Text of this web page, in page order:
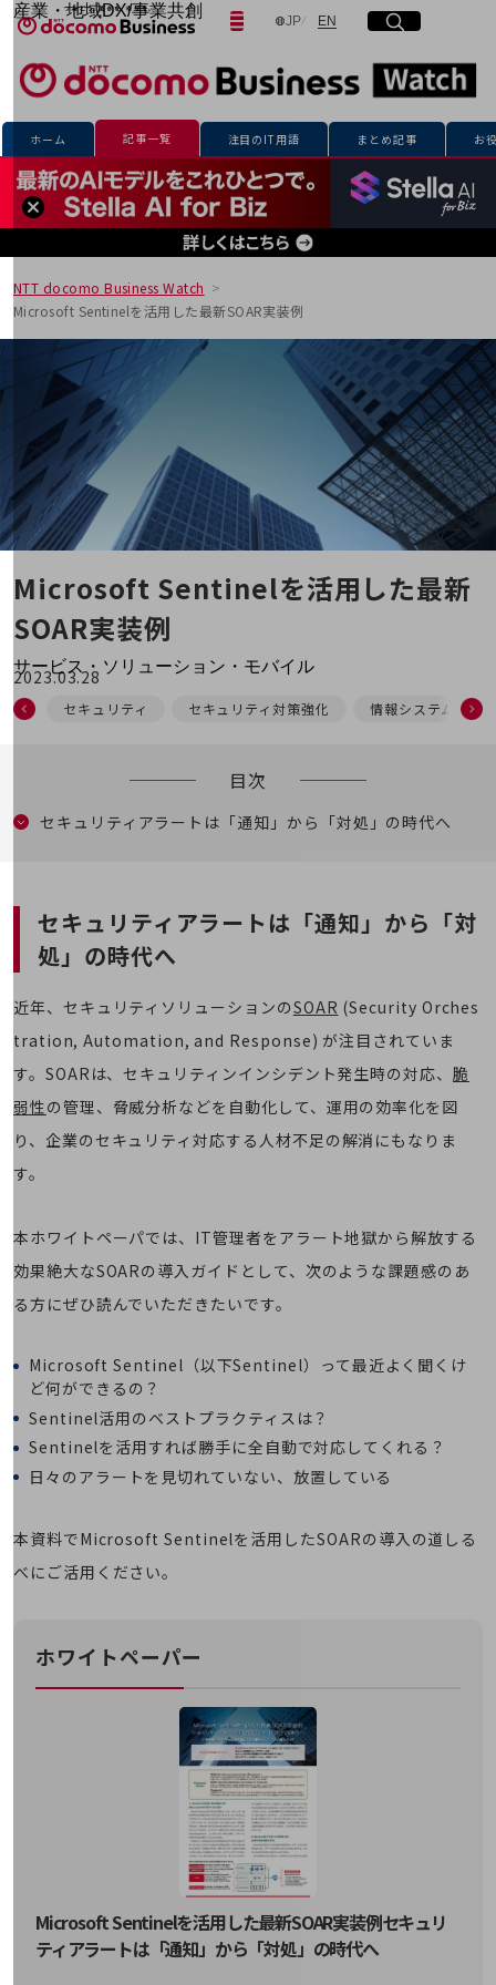
産業・地域DX/事業共創
OPEN HUB for Plural Futures
自律・分散・協調型社会の実現を目指し、
「社会可能性」を探究・実装する事業共創エコシステムです。
OPEN HUB for Plural Futuresとは
イベント/ウェビナー
記事コンテンツ
プレイヤー(カタリスト/パートナー企業)
事例
Smart World
産業・地域DXプラットフォーマーとして
企業と地域が持続成長する社会を目指します
Smart City
Smart Education
Smart Healthcare
Smart Industry
Smart Mobility
Smart Worksite
生成AI(Generative AI)
地域の取り組み
地域社会を支える皆さまと地域課題の解決や
地域経済のさらなる活性化に取り組みます
自治体・地域社会との共創
LGPF(Local Government Platform)
別ウィンドウで開きます
サービス・ソリューション・モバイル
ネットワーク・モバイル
電話・映像コミュニケーション
セキュリティ
5G
IoT
AI
データ利活用
災害対策・BCP
課題・ニーズで探す
マーケティング
業務効率化
災害対策
地域共創・地方創生
セキュリティ対策
顧客体験（CX）改善
観光
JP日本語
ENEnglish
サイト内検索
開く
メニュー
開く
フリーワードを入力して探す
フリーワードでNTTドコモビジネスの
検索する
ホーム 記事一覧 注目のIT用語 まとめ記事 お
NTT docomo Business Watch
Microsoft Sentinelを活用した最新SOAR実装例
Microsoft Sentinelを活用した最新
SOAR実装例
2023.03.28
セキュリティ セキュリティ対策強化 情報システム
目次
セキュリティアラートは「通知」から「対処」の時代へ
セキュリティアラートは「通知」から「対
処」の時代へ
近年、セキュリティソリューションのSOAR (Security Orches
tration, Automation, and Response) が注目されていま
す。SOARは、セキュリティンインシデント発生時の対応、 脆
弱性の管理、脅威分析などを自動化して、運用の効率化を図
り、企業のセキュリティ対応する人材不足の解消にもなりま
す。
本ホワイトペーパでは、IT管理者をアラート地獄から解放する
効果絶大なSOARの導入ガイドとして、次のような課題感のあ
る方にぜひ読んでいただきたいです。
Microsoft Sentinel（以下Sentinel）って最近よく聞くけ
ど何ができるの？
Sentinel活用のベストプラクティスは？
Sentinelを活用すれば勝手に全自動で対応してくれる？
日々のアラートを見切れていない、放置している
本資料でMicrosoft Sentinelを活用したSOARの導入の道しる
べにご活用ください。
ホワイトペーパー
Microsoft Sentinelを活用した最新SOAR実装例セキュリ
ティアラートは「通知」から「対処」の時代へ